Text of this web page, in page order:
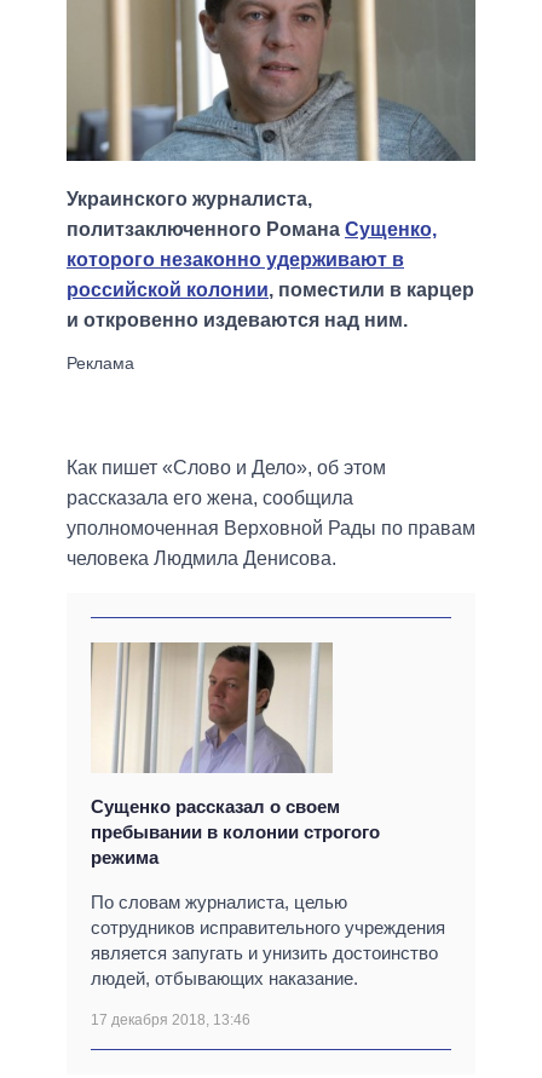
Украинского журналиста,
политзаключенного Романа Сущенко,
которого незаконно удерживают в
российской колонии, поместили в карцер
и откровенно издеваются над ним.
Как пишет «Слово и Дело», об этом
рассказала его жена, сообщила
уполномоченная Верховной Рады по правам
человека Людмила Денисова.
Сущенко рассказал о своем
пребывании в колонии строгого
режима
По словам журналиста, целью
сотрудников исправительного учреждения
является запугать и унизить достоинство
людей, отбывающих наказание.
17 декабря 2018, 13:46